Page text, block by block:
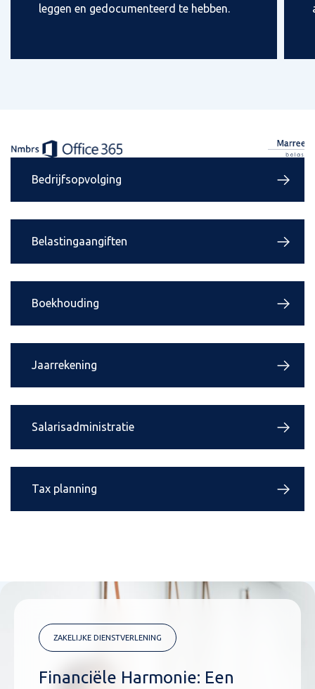
leggen en gedocumenteerd te hebben.
Bedrijfsopvolging
Belastingaangiften
Boekhouding
Jaarrekening
Salarisadministratie
Tax planning
ZAKELIJKE DIENSTVERLENING
Financiële Harmonie: Een